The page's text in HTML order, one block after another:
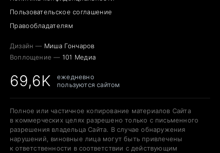
Пользовательское соглашение
Правообладателям
Дизайн — Миша Гончаров
Воплощение — 101 Медиа
69,6K
ежедневно
пользуются сайтом
Полное или частичное копирование материалов Сайта
в коммерческих целях разрешено только с письменного
разрешения владельца Сайта. В случае обнаружения
нарушений, виновные лица могут быть привлечены
к ответственности в соответствии с действующим